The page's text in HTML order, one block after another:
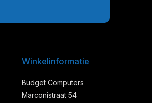
Winkelinformatie
Budget Computers
Marconistraat 54